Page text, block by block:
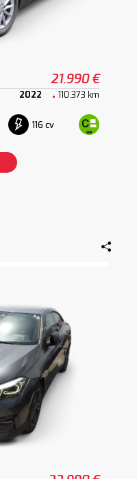
21.990 €
2022 110.373 km
116 cv